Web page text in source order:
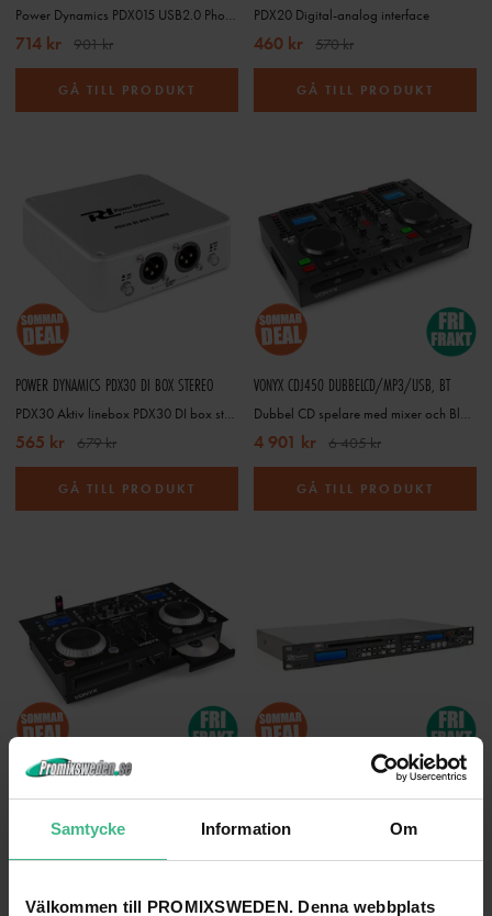
Samtycke Information Om
Välkommen till PROMIXSWEDEN. Denna webbplats
Power Dynamics PDX015 USB2.0 Phono Preamplifier incl software
714 kr 901 kr
GÅ TILL PRODUKT
PDX20 Digital-analog interface
460 kr 570 kr
GÅ TILL PRODUKT
POWER DYNAMICS PDX30 DI BOX STEREO
PDX30 Aktiv linebox PDX30 DI box stereo SKY-172.782
565 kr 679 kr
GÅ TILL PRODUKT
VONYX CDJ450 DUBBELCD/MP3/USB, BT
Dubbel CD spelare med mixer och Bluetooth
4 901 kr 6 405 kr
GÅ TILL PRODUKT
4 730 kr 6 141 kr
POWER DYNAMICS, PDC-35, DIGITAL, INSPELNING, CD, USB, SD
3 565 kr